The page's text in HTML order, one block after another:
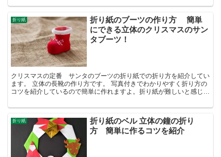
折り紙
折り紙のブーツの作り方 簡単
にできる立体のクリスマスのサン
タブーツ！
クリスマスの定番 サンタのブーツの折り紙での折り方を紹介してい
ます。 立体の長靴の作り方です。 写真付きでわかりやすく折り方の
コツを紹介しているので簡単に作れますよ。折り紙が難しいと感じて
折り紙
折り紙のベル 立体の鐘の折り
方 簡単に作るコツを紹介